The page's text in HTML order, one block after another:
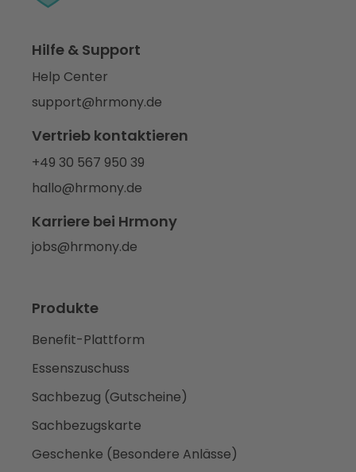
Hilfe & Support
Help Center
support@hrmony.de
Vertrieb kontaktieren
+49 30 567 950 39
hallo@hrmony.de
Karriere bei Hrmony
jobs@hrmony.de
Produkte
Benefit-Plattform
Essenszuschuss
Sachbezug (Gutscheine)
Sachbezugskarte
Geschenke (Besondere Anlässe)